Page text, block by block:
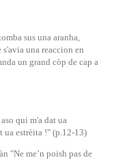
sus una aranha,
una reaccion en
un grand còp de cap a
qui m'a dat ua
ua estrèita !" (p.12-13)
"Ne me’n poish pas de